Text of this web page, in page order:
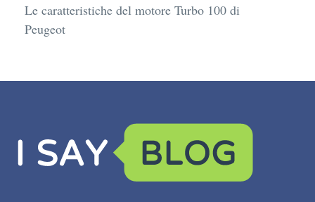
Le caratteristiche del motore Turbo 100 di
Peugeot